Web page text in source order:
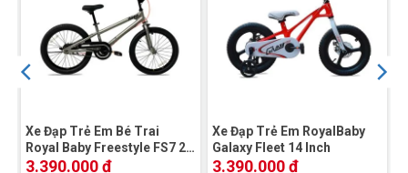
Xe Đạp Trẻ Em Bé Trai
Royal Baby Freestyle FS7 20
Inch
3.390.000₫
Xe Đạp Trẻ Em RoyalBaby
Galaxy Fleet 14 Inch
3.390.000₫